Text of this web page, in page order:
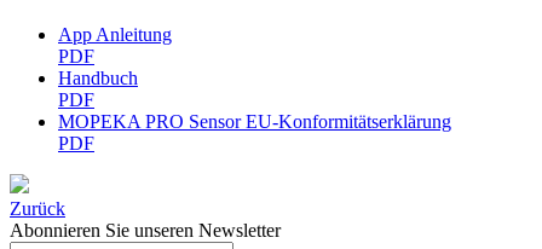
App Anleitung
PDF
Handbuch
PDF
MOPEKA PRO Sensor EU-Konformitätserklärung
PDF
Zurück
Abonnieren Sie unseren Newsletter